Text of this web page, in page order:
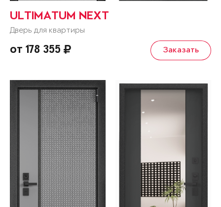
ULTIMATUM NEXT
Дверь для квартиры
от 178 355 Заказать